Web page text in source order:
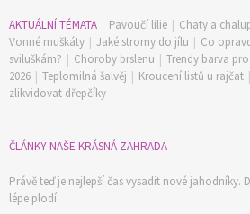
AKTUÁLNÍ TÉMATA Pavoučí lilie | Chaty a
Vonné muškáty | Jaké stromy do jílu | Co
sviluškám? | Choroby brslenu | Trendy barva pro
2026 | Teplomilná šalvěj | Kroucení listů u rajčat |
zlikvidovat dřepčíky
ČLÁNKY NAŠE KRÁSNÁ ZAHRADA
Právě teď je nejlepší čas vysadit nové
lépe plodí